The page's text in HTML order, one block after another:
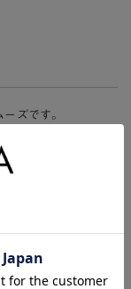
ズです。